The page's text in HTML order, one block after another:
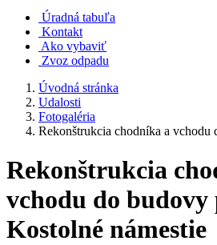
Úradná tabuľa
Kontakt
Ako vybaviť
Zvoz odpadu
Úvodná stránka
Udalosti
Fotogaléria
Rekonštrukcia chodníka a vchodu
Rekonštrukcia
vchodu do budovy
Kostolné námestie